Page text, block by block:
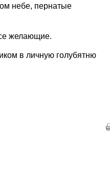
небе, пернатые
желающие.
в личную голубятню